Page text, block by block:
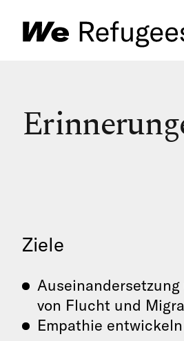
Ziele
von Flucht und
Empathie